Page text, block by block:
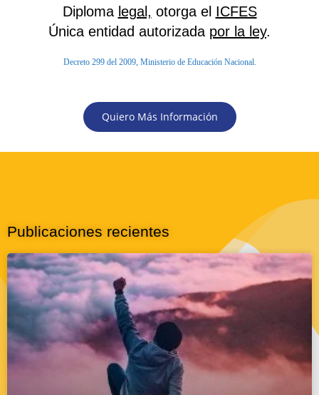
Diploma legal, otorga el ICFES
Única entidad autorizada por la ley.
Decreto 299 del 2009, Ministerio de Educación Nacional.
Quiero Más Información
Publicaciones recientes